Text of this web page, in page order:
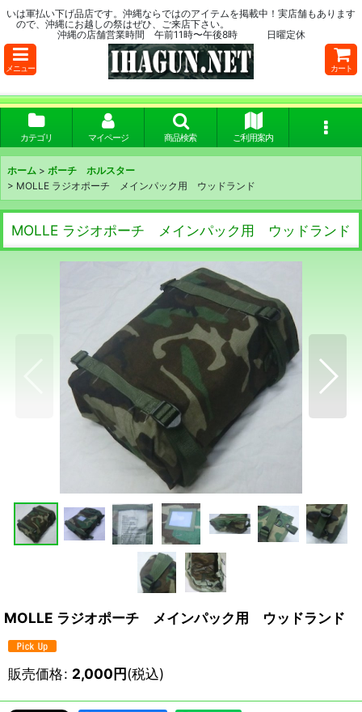
いは軍払い下げ品店です。沖縄ならではのアイテムを掲載中！実店舗もあります
ので、沖縄にお越しの祭はぜひ、ご来店下さい。
沖縄の店舗営業時間 午前11時〜午後8時 日曜定休
メニュー カート
カテゴリ マイページ 商品検索 ご利用案内
ホーム > ボーチ ホルスター
> MOLLE ラジオポーチ メインパック用 ウッドランド
MOLLE ラジオポーチ メインパック用 ウッドランド
MOLLE ラジオポーチ メインパック用 ウッドランド
販売価格: 2,000円(税込)